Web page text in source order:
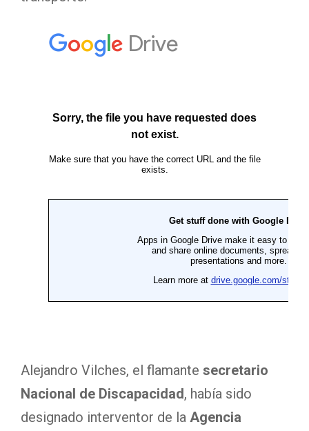
Alejandro Vilches, el flamante secretario
Nacional de Discapacidad, había sido
designado interventor de la Agencia